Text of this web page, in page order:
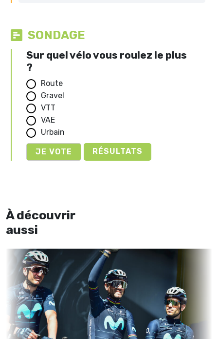
SONDAGE
Sur quel vélo vous roulez le plus
?
Route
Gravel
VTT
VAE
Urbain
RÉSULTATS
À découvrir
aussi